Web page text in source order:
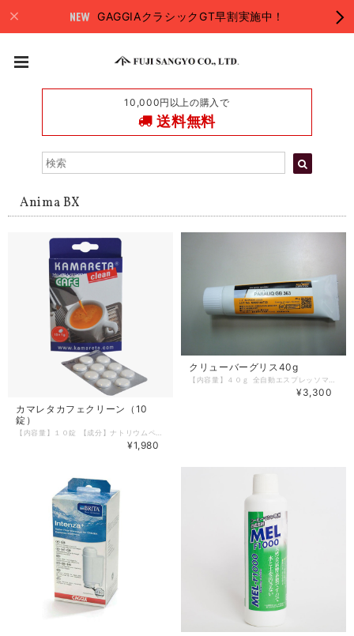
GAGGIAクラシックGT早割実施中！
10,000円以上の購入で
送料無料
Anima BX
カマレタカフェクリーン（10
錠）
¥1,980
クリューバーグリス40g
【内容量】４０ｇ 全自動エスプレッソマシンの心臓部であるブルーイングユニットは定期的にグリースの塗布を行うことで快適にご使用いただけます。 500杯毎、もしくは3か月に1回の使用を推奨
¥3,300